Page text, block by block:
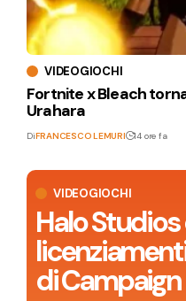
VIDEOGIOCHI
Halo
di
VIDEOGIOCHI
Fortnite x Bleach
Urahara
DiFRANCESCO LEMURI 14 ore fa